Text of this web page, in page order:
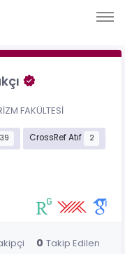
FAKÜLTESİ
39 CrossRef Atıf 2
0 Takip Edilen